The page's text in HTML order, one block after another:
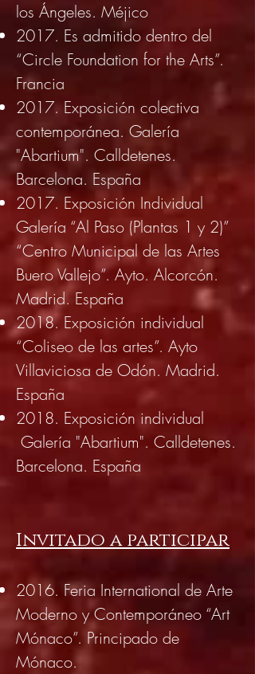
los Ángeles. Méjico
2017. Es admitido dentro del
“Circle Foundation for the Arts”.
Francia
2017. Exposición colectiva
contemporánea. Galería
"Abartium". Calldetenes.
Barcelona. España
2017. Exposición Individual
Galería “Al Paso (Plantas 1 y 2)”
“Centro Municipal de las Artes
Buero Vallejo”. Ayto. Alcorcón.
Madrid. España
2018. Exposición individual
“Coliseo de las artes”. Ayto
Villaviciosa de Odón. Madrid.
España
2018. Exposición individual
Galería "Abartium". Calldetenes.
Barcelona. España
Invitado a participar
2016. Feria International de Arte
Moderno y Contemporáneo “Art
Mónaco”. Principado de
Mónaco.